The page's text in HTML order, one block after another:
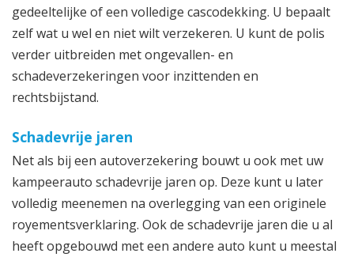
gedeeltelijke of een volledige cascodekking. U bepaalt
zelf wat u wel en niet wilt verzekeren. U kunt de polis
verder uitbreiden met ongevallen- en
schadeverzekeringen voor inzittenden en
rechtsbijstand.
Schadevrije jaren
Net als bij een autoverzekering bouwt u ook met uw
kampeerauto schadevrije jaren op. Deze kunt u later
volledig meenemen na overlegging van een originele
royementsverklaring. Ook de schadevrije jaren die u al
heeft opgebouwd met een andere auto kunt u meestal